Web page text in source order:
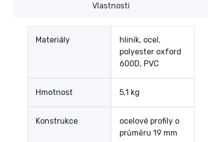
Vlastnosti
Materiály
hliník, ocel,
polyester oxford
600D, PVC
Hmotnost 5,1 kg
Konstrukce
ocelové profily o
průměru 19 mm